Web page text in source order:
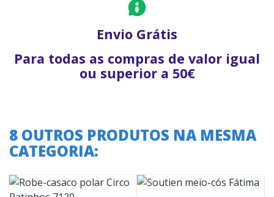
Envio Grátis
Para todas as compras de valor igual
ou superior a 50€
8 OUTROS PRODUTOS NA MESMA
CATEGORIA: